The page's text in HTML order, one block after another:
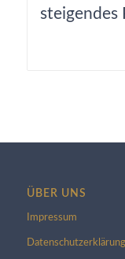
steigendes
ÜBER UNS
Impressum
Datenschutzerklärung